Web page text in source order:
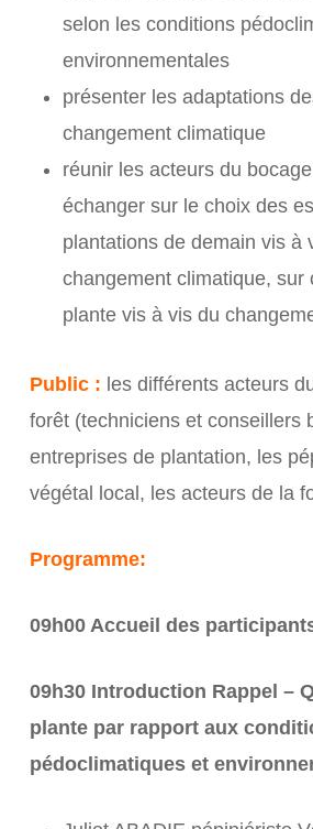
selon les conditions
environnementales
présenter les adaptations
changement climatique
réunir les acteurs du
échanger sur le choix des
plantations de demain vis à
changement climatique, sur
plante vis à vis du
Public : les différents acteurs
forêt (techniciens et conseillers
entreprises de plantation, les
végétal local, les acteurs de la
Programme:
09h00 Accueil des
09h30 Introduction Rappel –
plante par rapport aux
pédoclimatiques et